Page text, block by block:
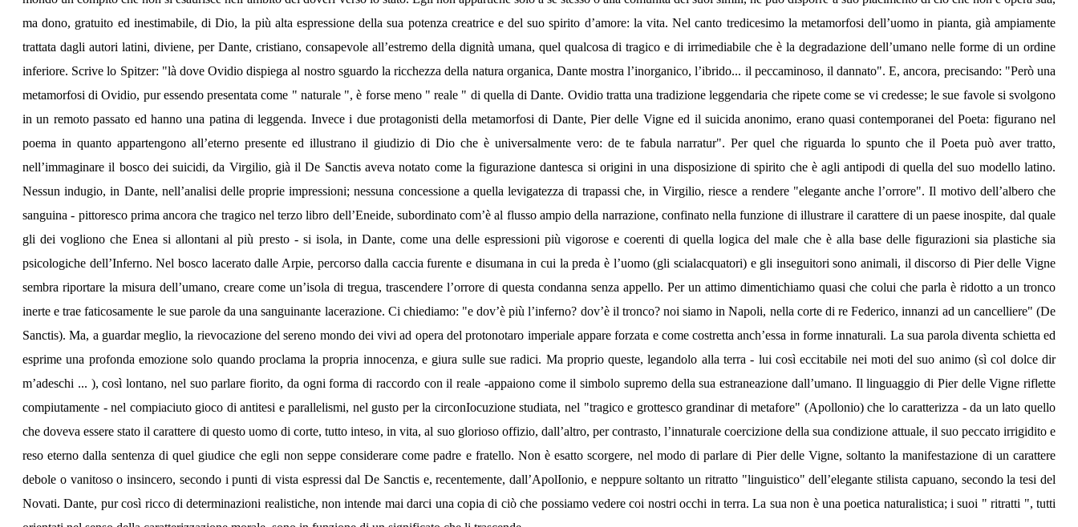
ma dono, gratuito ed inestimabile, di Dio, la più alta espressione della sua potenza creatrice e del suo spirito d’amore: la vita. Nel canto tredicesimo la metamorfosi dell’uomo in pianta, già ampiamente
trattata dagli autori latini, diviene, per Dante, cristiano, consapevole all’estremo della dignità umana, quel qualcosa di tragico e di irrimediabile che è la degradazione dell’umano nelle forme di un ordine
inferiore. Scrive lo Spitzer: "là dove Ovidio dispiega al nostro sguardo la ricchezza della natura organica, Dante mostra l’inorganico, l’ibrido... il peccaminoso, il dannato". E, ancora, precisando: "Però una
metamorfosi di Ovidio, pur essendo presentata come " naturale ", è forse meno " reale " di quella di Dante. Ovidio tratta una tradizione leggendaria che ripete come se vi credesse; le sue favole si svolgono
in un remoto passato ed hanno una patina di leggenda. Invece i due protagonisti della metamorfosi di Dante, Pier delle Vigne ed il suicida anonimo, erano quasi contemporanei del Poeta: figurano nel
poema in quanto appartengono all’eterno presente ed illustrano il giudizio di Dio che è universalmente vero: de te fabula narratur". Per quel che riguarda lo spunto che il Poeta può aver tratto,
nell’immaginare il bosco dei suicidi, da Virgilio, già il De Sanctis aveva notato come la figurazione dantesca si origini in una disposizione di spirito che è agli antipodi di quella del suo modello latino.
Nessun indugio, in Dante, nell’analisi delle proprie impressioni; nessuna concessione a quella levigatezza di trapassi che, in Virgilio, riesce a rendere "elegante anche l’orrore". Il motivo dell’albero che
sanguina - pittoresco prima ancora che tragico nel terzo libro dell’Eneide, subordinato com’è al flusso ampio della narrazione, confinato nella funzione di illustrare il carattere di un paese inospite, dal quale
gli dei vogliono che Enea si allontani al più presto - si isola, in Dante, come una delle espressioni più vigorose e coerenti di quella logica del male che è alla base delle figurazioni sia plastiche sia
psicologiche dell’Inferno. Nel bosco lacerato dalle Arpie, percorso dalla caccia furente e disumana in cui la preda è l’uomo (gli scialacquatori) e gli inseguitori sono animali, il discorso di Pier delle Vigne
sembra riportare la misura dell’umano, creare come un’isola di tregua, trascendere l’orrore di questa condanna senza appello. Per un attimo dimentichiamo quasi che colui che parla è ridotto a un tronco
inerte e trae faticosamente le sue parole da una sanguinante lacerazione. Ci chiediamo: "e dov’è più l’inferno? dov’è il tronco? noi siamo in Napoli, nella corte di re Federico, innanzi ad un cancelliere" (De
Sanctis). Ma, a guardar meglio, la rievocazione del sereno mondo dei vivi ad opera del protonotaro imperiale appare forzata e come costretta anch’essa in forme innaturali. La sua parola diventa schietta ed
esprime una profonda emozione solo quando proclama la propria innocenza, e giura sulle sue radici. Ma proprio queste, legandolo alla terra - lui così eccitabile nei moti del suo animo (sì col dolce dir
m’adeschi ... ), così lontano, nel suo parlare fiorito, da ogni forma di raccordo con il reale -appaiono come il simbolo supremo della sua estraneazione dall’umano. Il linguaggio di Pier delle Vigne riflette
compiutamente - nel compiaciuto gioco di antitesi e parallelismi, nel gusto per la circonIocuzione studiata, nel "tragico e grottesco grandinar di metafore" (Apollonio) che lo caratterizza - da un lato quello
che doveva essere stato il carattere di questo uomo di corte, tutto inteso, in vita, al suo glorioso offizio, dall’altro, per contrasto, l’innaturale coercizione della sua condizione attuale, il suo peccato irrigidito e
reso eterno dalla sentenza di quel giudice che egli non seppe considerare come padre e fratello. Non è esatto scorgere, nel modo di parlare di Pier delle Vigne, soltanto la manifestazione di un carattere
debole o vanitoso o insincero, secondo i punti di vista espressi dal De Sanctis e, recentemente, dall’ApolIonio, e neppure soltanto un ritratto "linguistico" dell’elegante stilista capuano, secondo la tesi del
Novati. Dante, pur così ricco di determinazioni realistiche, non intende mai darci una copia di ciò che possiamo vedere coi nostri occhi in terra. La sua non è una poetica naturalistica; i suoi " ritratti ", tutti